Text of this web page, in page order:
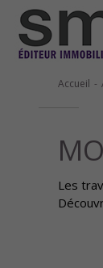
Accueil
Les